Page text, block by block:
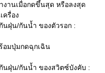
งานเมื่อกดขึ้นสุด หรือลงสุด
ครื่อง
นฝุ่น/กันน้ำ ของตัวรอก :
อมปุ่มกดฉุกเฉิน
นฝุ่น/กันน้ำ ของสวิตซ์บังคับ :